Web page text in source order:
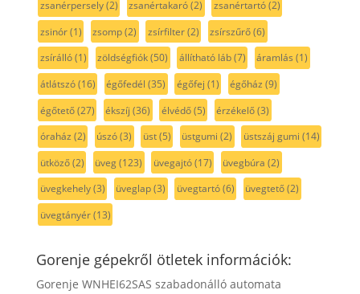
zsanérpersely(2) zsanértakaró(2) zsanértartó(2)
zsinór(1) zsomp(2) zsírfilter(2) zsírszűrő(6)
zsírálló(1) zöldségfiók(50) állítható láb(7) áramlás (1)
átlátszó(16) égőfedél (35) égőfej (1) égőház (9)
égőtető(27) ékszíj (36) élvédő(5) érzékelő(3)
óraház (2) úszó(3) üst(5) üstgumi (2) üstszáj gumi (14)
ütköző(2) üveg(123) üvegajtó(17) üvegbúra (2)
üvegkehely(3) üveglap(3) üvegtartó(6) üvegtető(2)
üvegtányér(13)
Gorenje gépekről ötletek információk:
Gorenje WNHEI62SAS szabadonálló automata